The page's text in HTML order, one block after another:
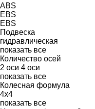
ABS
EBS
EBS
Подвеска
гидравлическая
показать все
Количество осей
2 оси 4 оси
показать все
Колесная формула
4x4
показать все